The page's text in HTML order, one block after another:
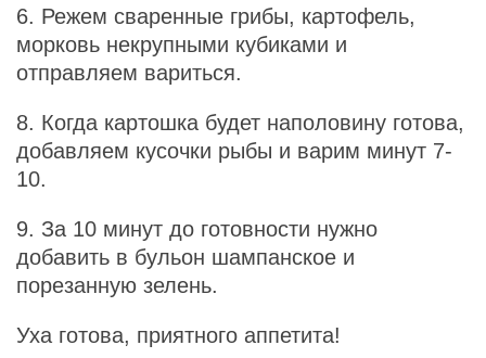
6. Режем сваренные грибы, картофель,
морковь некрупными кубиками и
отправляем вариться.
8. Когда картошка будет наполовину готова,
добавляем кусочки рыбы и варим минут 7-
10.
9. За 10 минут до готовности нужно
добавить в бульон шампанское и
порезанную зелень.
Уха готова, приятного аппетита!